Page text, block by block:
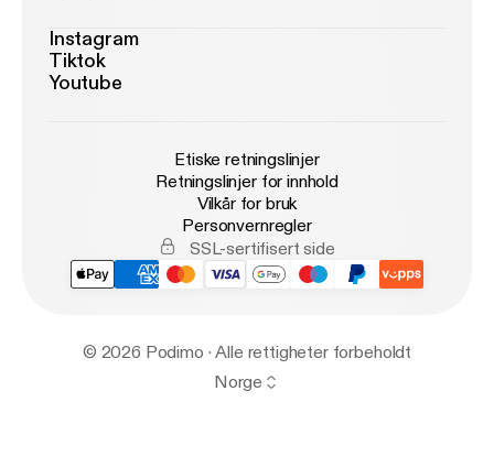
Instagram
Tiktok
Youtube
Etiske retningslinjer
Retningslinjer for innhold
Vilkår for bruk
Personvernregler
SSL-sertifisert side
© 2026 Podimo · Alle rettigheter forbeholdt
Norge